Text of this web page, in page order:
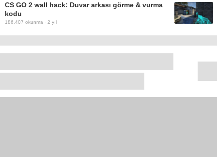
CS GO 2 wall hack: Duvar arkası görme & vurma
kodu
186.407 okunma · 2 yıl